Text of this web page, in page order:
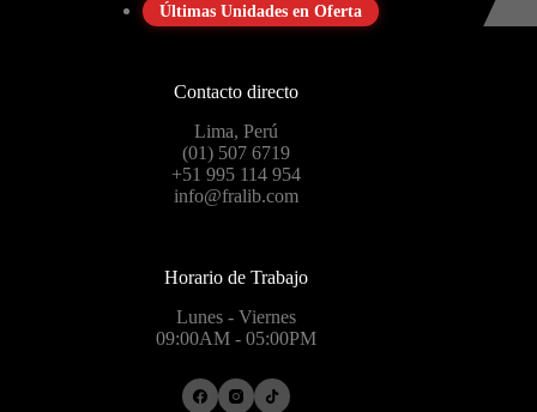
Últimas Unidades en Oferta
Contacto directo
Lima, Perú
(01) 507 6719
+51 995 114 954
info@fralib.com
Horario de Trabajo
Lunes - Viernes
09:00AM - 05:00PM